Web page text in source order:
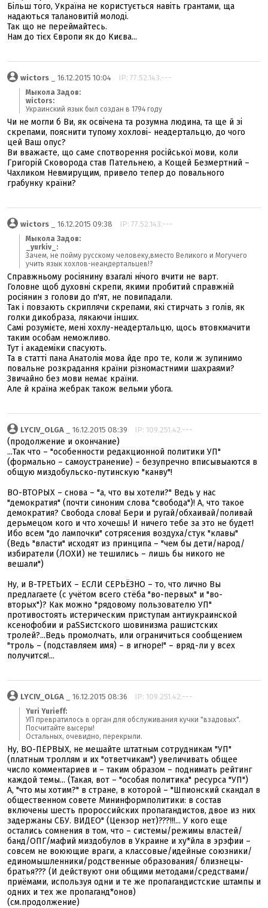
Більш того, Україна не користується навіть грантами, ща
надаються талановитій молоді.
Так що не переймайтесь.
Нам до тієх Європи як до Києва...
wictors _ 16.12.2015 10:04 IP: 77.52.143.---
Мыкола Задов:
wictors:
Украинский язык был создан в 1794 году
Чи не могли б Ви, як освічена та розумна людина, та ще й зі
скрепами, пояснити тупому хохлові- неадертальцю, до чого
цей Ваш опус?
Ви вважаєте, що саме спотворення російської мови, коли
Григорій Сковорода став Пательнею, а Кощей Безмертний –
Чахликом Невмирущим, привело тепер до повального
грабунку країни?
wictors _ 16.12.2015 09:38 IP: 77.52.143.---
Мыкола Задов:
_yurkiv_:
Зачем, не пойму русскому человеку,вместо Великого и Могучего
учить язык хохлов-неандертальцев!?
Справжньому росіянину взагалі нічого вчити не варт.
Головне щоб духовні скрепи, якими пробитий справжній
росіянин з голови до п'ят, не повипадали.
Так і повзають скриплячи скрепами, які стирчать з голів, як
голки дикобраза, лякаючи інших.
Самі розумієте, мені хохлу-неадертальцю, щось втовкмачити
таким особам неможливо.
Тут і академіки спасують.
Та в статті пана Анатолія мова йде про те, коли ж зупинимо
повальне розкрадання країни різномастними шахраями?
Звичайно без мови немає країни.
Але й країна жебрак також вельми убога.
LYCIV_OLGA _ 16.12.2015 08:39 IP: 109.251.42.---
(продолжение и окончание)
...Так что – "особенности редакционной политики УП"
(формально – самоустранение) – безупречно вписывыаются в
общую миздобульско-путинскую "канву"!
ВО-ВТОРЫХ – снова – "а, что вы хотели?" Ведь у нас
"демократия" (почти синоним слова "свобода")! А, что такое
демократия? Свобода слова! Бери и ругай/обхаивай/поливай
дерьмецом кого и что хочешь! И ничего тебе за это не будет!
Ибо всем "до лампочки" сотрясения воздуха/стук "клавы"
(Ведь "власти" исходят из принципа – "чем бы дети/народ/
избиратели (ЛОХИ) не тешились – лишь бы никого не
вешали")
Ну, и В-ТРЕТЬИХ – ЕСЛИ СЕРЬЁЗНО – то, что лично Вы
предлагаете (с учётом всего стёба "во-первых" и "во-
вторых")? Как можно "рядовому пользователю УП"
противостоять истерическим приступам антиукраинской
ксенофобии и раSSистского шовинизма рашистских
тролей?...Ведь промолчать, или ограничиться сообщением
"троль – (подставляем имя) – в игноре!" – вряд-ли у всех
получится!...
LYCIV_OLGA _ 16.12.2015 08:36 IP: 109.251.42.---
Yuri Yurieff:
УП превратилось в орган для обслуживания кучки "взадовых".
Посчитайте высеры!
Остальных, очевидно, перекрыли.
Ну, ВО-ПЕРВЫХ, не мешайте штатным сотрудникам "УП"
(платным троллям и их "ответчикам") увеличивать общее
число комментариев и – таким образом – поднимать рейтинг
каждой темы... (Такая, вот – "особая политика" ресурса "УП")
А, "что мы хотим?" в стране, в которой – "Шпионский скандал в
общественном совете Мининформполитики: в состав
включены шесть пророссийских пропагандистов, двое из них
задержаны СБУ. ВИДЕО" (Цензор нет)???!!!... У кого еще
остались сомнения в том, что – системы/режимы властей/
банд/ОПГ/мафий миздобулов в Украине и ху*йла в эрэфии –
совсем не воюющие враги, а классовые/идейные союзники/
единомышленники/родственные образования/ близнецы-
братья??? (И действуют они общими методами/средствами/
приёмами, используя одни и те же пропагандистские штампы и
одних и тех же пропаганд*онов)
(см.продолжение)